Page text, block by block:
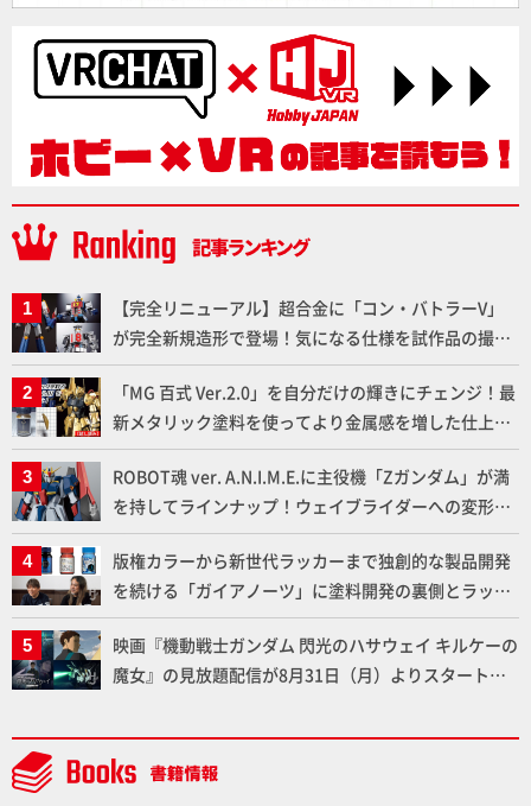
【完全リニューアル】超合金に「コン・バトラーV」
が完全新規造形で登場！気になる仕様を試作品の撮り
下ろしでご紹介!!さらに「大鉄人17」＆「ワンエイ
ト」セット情報もお届け！【超合金の魂】
「MG 百式 Ver.2.0」を自分だけの輝きにチェンジ！最
新メタリック塗料を使ってより金属感を増した仕上が
りに!!【試し読み】
ROBOT魂 ver. A.N.I.M.E.に主役機「Zガンダム」が満
を持してラインナップ！ウェイブライダーへの変形、
劇中どおりのプロポーションを再現【機動戦士Zガン
ダム】
版権カラーから新世代ラッカーまで独創的な製品開発
を続ける「ガイアノーツ」に塗料開発の裏側とラッカ
ー塗料の未来についてインタビュー！
映画『機動戦士ガンダム 閃光のハサウェイ キルケーの
魔女』の見放題配信が8月31日（月）よりスタート！